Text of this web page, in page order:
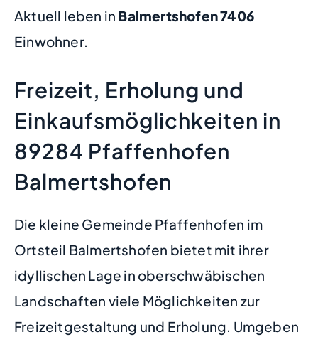
Aktuell leben in Balmertshofen7406
Einwohner.
Freizeit, Erholung und
Einkaufsmöglichkeiten in
89284 Pfaffenhofen
Balmertshofen
Die kleine Gemeinde Pfaffenhofen im
Ortsteil Balmertshofen bietet mit ihrer
idyllischen Lage in oberschwäbischen
Landschaften viele Möglichkeiten zur
Freizeitgestaltung und Erholung. Umgeben